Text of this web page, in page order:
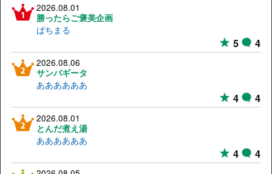
2026.08.01
勝ったらご褒美企画
ぱちまる
5 4
2026.08.06
サンパギータ
ああああああ
4 4
2026.08.01
とんだ煮え湯
ああああああ
4 4